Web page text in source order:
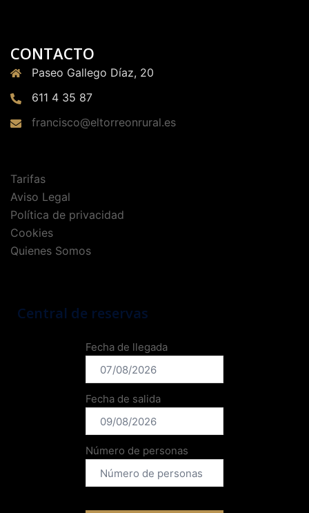
CONTACTO
Paseo Gallego Díaz, 20
611 4 35 87
francisco@eltorreonrural.es
Tarifas
Aviso Legal
Política de privacidad
Cookies
Quienes Somos
Central de reservas
Fecha de llegada
Fecha de salida
Número de personas